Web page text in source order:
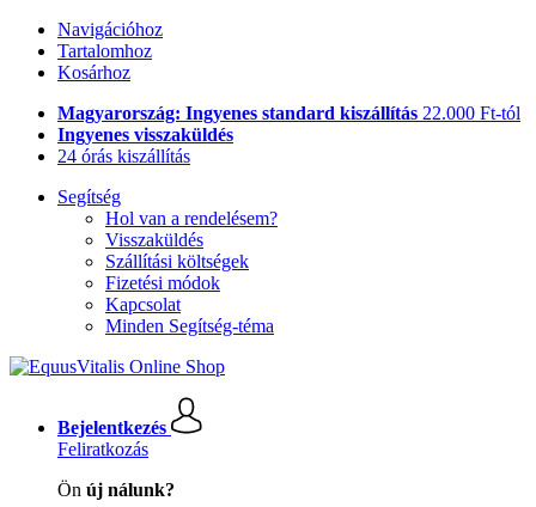
Navigációhoz
Tartalomhoz
Kosárhoz
Magyarország: Ingyenes standard kiszállítás 22.000 Ft-tól
Ingyenes visszaküldés
24 órás kiszállítás
Segítség
Hol van a rendelésem?
Visszaküldés
Szállítási költségek
Fizetési módok
Kapcsolat
Minden Segítség-téma
Bejelentkezés
Feliratkozás
Ön új nálunk?